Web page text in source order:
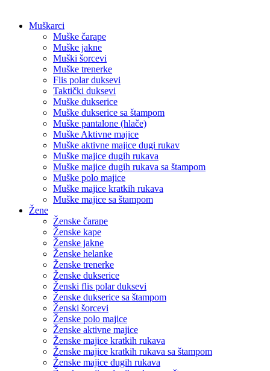
Muškarci
Muške čarape
Muške jakne
Muški šorcevi
Muške trenerke
Flis polar duksevi
Taktički duksevi
Muške dukserice
Muške dukserice sa štampom
Muške pantalone (hlače)
Muške Aktivne majice
Muške aktivne majice dugi rukav
Muške majice dugih rukava
Muške majice dugih rukava sa štampom
Muške polo majice
Muške majice kratkih rukava
Muške majice sa štampom
Žene
Ženske čarape
Ženske kape
Ženske jakne
Ženske helanke
Ženske trenerke
Ženske dukserice
Ženski flis polar duksevi
Ženske dukserice sa štampom
Ženski šorcevi
Ženske polo majice
Ženske aktivne majice
Ženske majice kratkih rukava
Ženske majice kratkih rukava sa štampom
Ženske majice dugih rukava